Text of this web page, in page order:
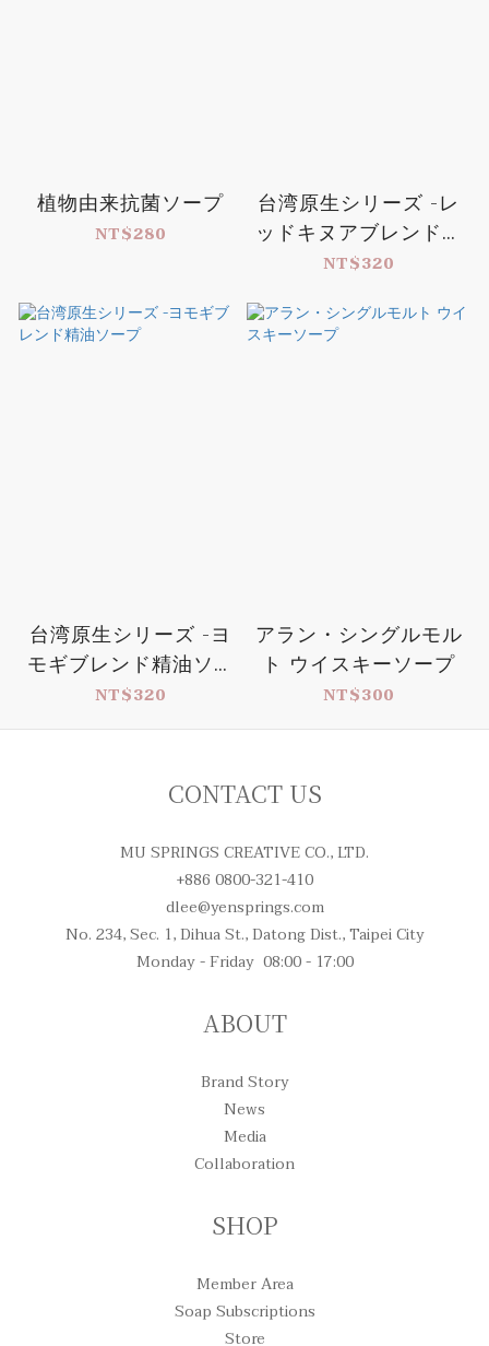
植物由来抗菌ソープ
NT$280
台湾原生シリーズ -レ
ッドキヌアブレンド精
油ソープ
NT$320
台湾原生シリーズ -ヨ
モギブレンド精油ソー
プ
NT$320
アラン・シングルモル
ト ウイスキーソープ
NT$300
CONTACT US
MU SPRINGS CREATIVE CO., LTD.
+886 0800-321-410
dlee@yensprings.com
No. 234, Sec. 1, Dihua St., Datong Dist., Taipei City
Monday - Friday 08:00 - 17:00
ABOUT
Brand Story
News
Media
Collaboration
SHOP
Member Area
Soap Subscriptions
Store